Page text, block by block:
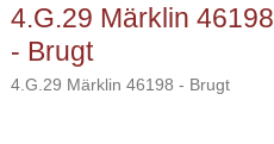
4.G.29 Märklin 46198
- Brugt
4.G.29 Märklin 46198 - Brugt